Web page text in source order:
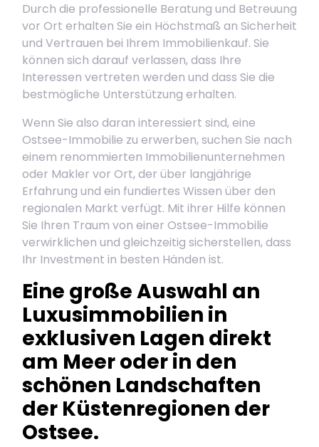
Durch die professionelle Beratung und Betreuung
vor Ort erhalten Sie ein Höchstmaß an Sicherheit
und Vertrauen bei Ihrem Immobilienkauf. Sie
können sich darauf verlassen, dass Ihre
Interessen vertreten werden und dass Sie die
bestmögliche Unterstützung erhalten.
Wenn Sie also daran interessiert sind, eine
Ostsee-Immobilie zu erwerben, suchen Sie nach
einem renommierten Immobilienunternehmen
oder Makler vor Ort, der über langjährige
Erfahrung und ein fundiertes Wissen über den
regionalen Markt verfügt. Mit ihrer Hilfe können
Sie Ihren Traum von einer Ostsee-Immobilie
verwirklichen und gleichzeitig sicherstellen, dass
Ihr Investment in besten Händen ist.
Eine große Auswahl an
Luxusimmobilien in
exklusiven Lagen direkt
am Meer oder in den
schönen Landschaften
der Küstenregionen der
Ostsee.